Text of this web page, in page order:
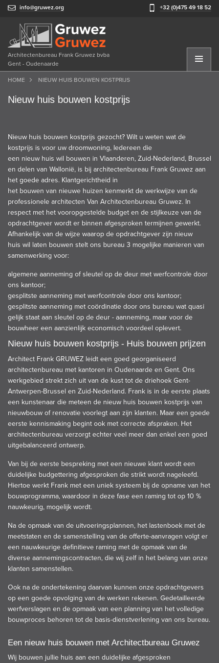
info@gruwez.org +32 (0)475 49 18 52
Architectenbureau Frank Gruwez bvba
Gent - Oudenaarde
HOME NIEUW HUIS BOUWEN KOSTPRIJS
Nieuw huis bouwen kostprijs
Nieuw huis bouwen kostprijs gezocht? Wilt u weten wat de
kostprijs is voor uw droomwoning, Iedereen die
een nieuw huis wil bouwen in Vlaanderen, Zuid-Nederland, Brussel
en delen van Wallonië, is bij architectenbureau Frank Gruwez aan
het goede adres. Klantgerichtheid in
het bouwen van nieuwe huizen kenmerkt de werkwijze van de
professionele architecten Van Architectenbureau Gruwez. In
respect met het vooropgestelde budget en de stijlkeuze van de
opdrachtgever wordt er binnen afgesproken termijnen gewerkt.
Afhankelijk van de wijze waarop de opdrachtgever zijn nieuw
huis wil laten bouwen stelt ons bureau 3 mogelijke manieren van
samenwerking voor:
algemene aanneming of sleutel op de deur met werfcontrole door
ons kantoor;
gesplitste aanneming met werfcontrole door ons kantoor;
gesplitste aanneming met coördinatie door ons bureau wat quasi
gelijk staat aan sleutel op de deur - aanneming, maar voor de
bouwheer een aanzienlijk economisch voordeel oplevert.
Nieuw huis bouwen kostprijs - Huis bouwen prijzen
Architect Frank GRUWEZ leidt een goed georganiseerd
architectenbureau met kantoren in Oudenaarde en Gent. Ons
werkgebied strekt zich uit van de kust tot de driehoek Gent-
Antwerpen-Brussel en Zuid-Nederland. Frank is in de eerste plaats
een kunstenaar die meteen de nieuw huis bouwen kostprijs van
nieuwbouw of renovatie voorlegt aan zijn klanten. Maar een goede
eerste kennismaking begint ook met correcte afspraken. Het
architectenbureau verzorgt echter veel meer dan enkel een goed
uitgebalanceerd ontwerp.
Van bij de eerste bespreking met een nieuwe klant wordt een
duidelijke budgettering afgesproken die strikt wordt nageleefd.
Hiertoe werkt Frank met een uniek systeem bij de opname van het
bouwprogramma, waardoor in deze fase een raming tot op 10 %
nauwkeurig, mogelijk wordt.
Na de opmaak van de uitvoeringsplannen, het lastenboek met de
meetstaten en de samenstelling van de offerte-aanvragen volgt er
een nauwkeurige definitieve raming met de opmaak van de
diverse aannemingscontracten, die wij zelf in het belang van onze
klanten samenstellen.
Ook na de ondertekening daarvan kunnen onze opdrachtgevers
op een goede opvolging van de werken rekenen. Gedetailleerde
werfverslagen en de opmaak van een planning van het volledige
bouwproces behoren tot de basis-dienstverlening van ons bureau.
Een nieuw huis bouwen met Architectbureau Gruwez
Wij bouwen jullie huis aan een duidelijke afgesproken